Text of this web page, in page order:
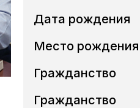
Дата рождения
Место рождения
Гражданство
Гражданство